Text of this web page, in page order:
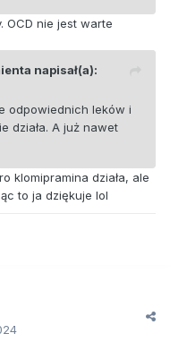
naturalnie
mogą
ciała podczas
należy
leczenie
na metabolizm.
OCD nie jest warte
napisał(a):
odpowiednich leków i
działa. A już nawet
klomipramina działa, ale
to ja dziękuje lol